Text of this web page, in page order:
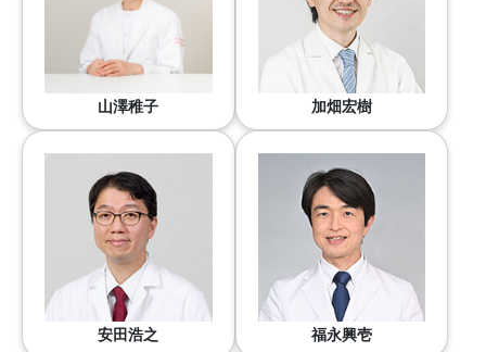
山澤稚子 加畑宏樹
安田浩之 福永興壱